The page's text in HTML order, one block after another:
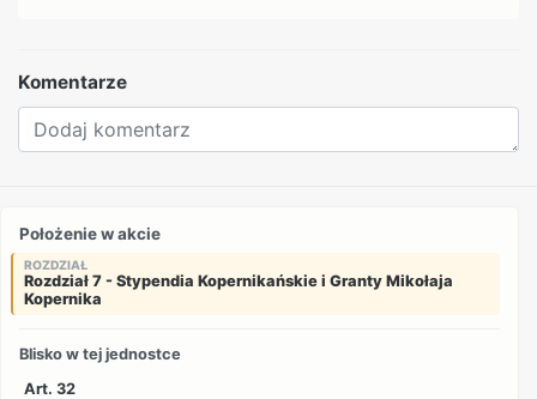
Komentarze
Położenie w akcie
ROZDZIAŁ
Rozdział 7 - Stypendia Kopernikańskie i Granty Mikołaja
Kopernika
Blisko w tej jednostce
Art. 32